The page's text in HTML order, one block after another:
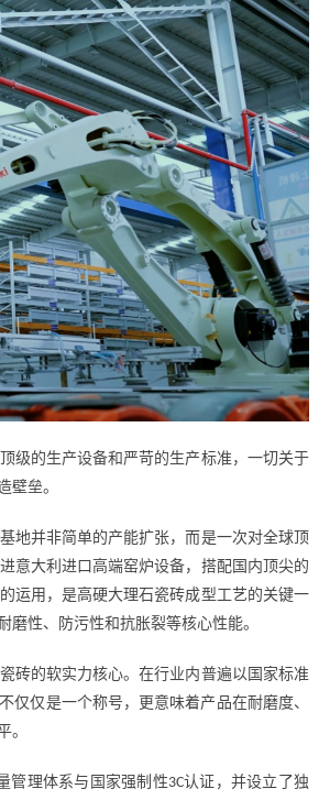
级的生产设备和严苛的生产标准，一切关于
壁垒。
地并非简单的产能扩张，而是一次对全球顶
意大利进口高端窑炉设备，搭配国内顶尖的
运用，是高硬大理石瓷砖成型工艺的关键一
性、防污性和抗胀裂等核心性能。
砖的软实力核心。在行业内普遍以国家标准
仅仅是一个称号，更意味着产品在耐磨度、
。
管理体系与国家强制性3C认证，并设立了独